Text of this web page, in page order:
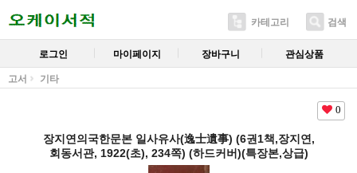
카테고리 검색
로그인 마이페이지 장바구니 관심상품
고서 기타
0
장지연의국한문본 일사유사(逸士遺事) (6권1책,장지연,
회동서관, 1922(초), 234쪽) (하드커버)(특장본,상급)